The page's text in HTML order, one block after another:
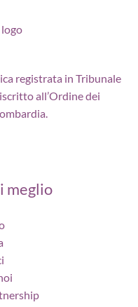
registrata in Tribunale
all’Ordine dei
meglio